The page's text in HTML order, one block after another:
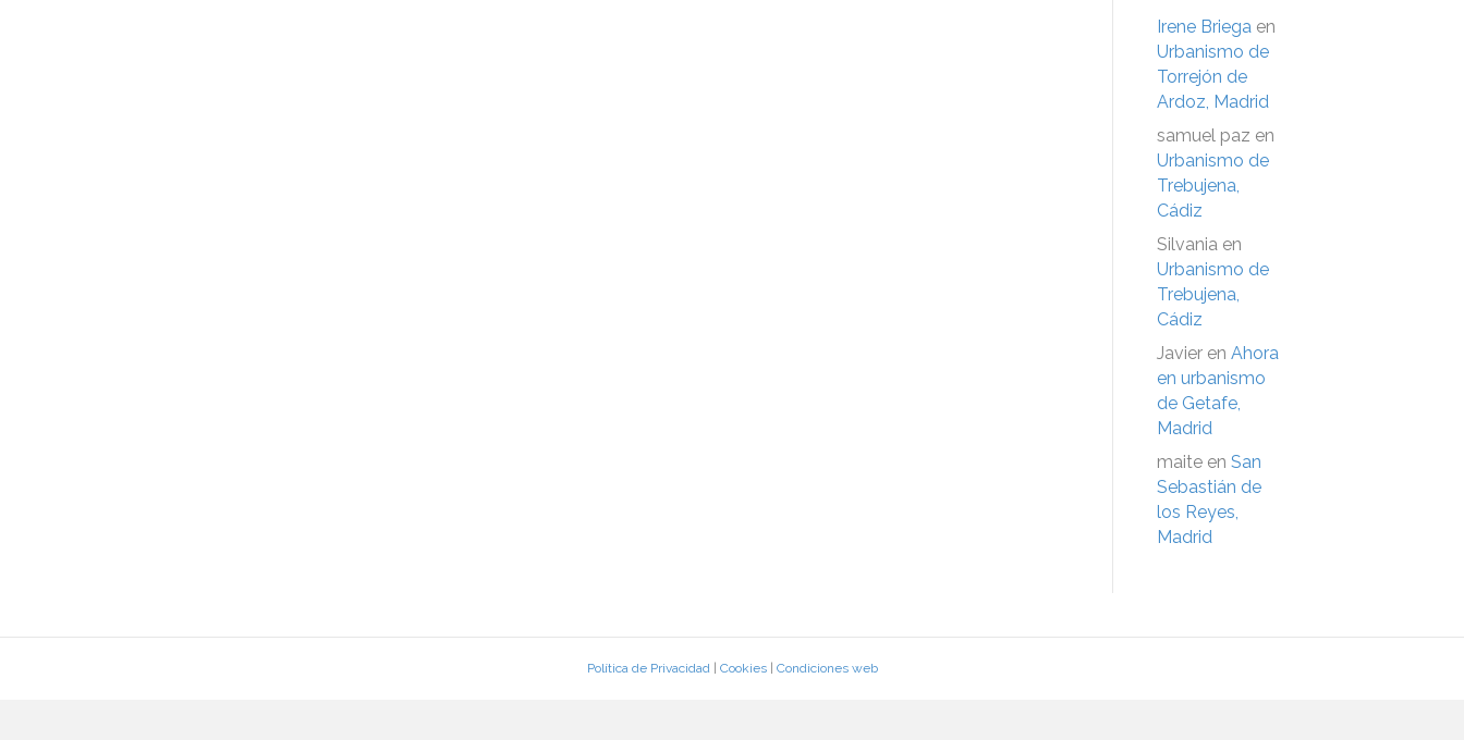
Irene Briega en
Urbanismo de
Torrejón de
Ardoz, Madrid
samuel paz en
Urbanismo de
Trebujena,
Cádiz
Silvania en
Urbanismo de
Trebujena,
Cádiz
Javier en Ahora
en urbanismo
de Getafe,
Madrid
maite en San
Sebastián de
los Reyes,
Madrid
Política de Privacidad| Cookies| Condiciones web